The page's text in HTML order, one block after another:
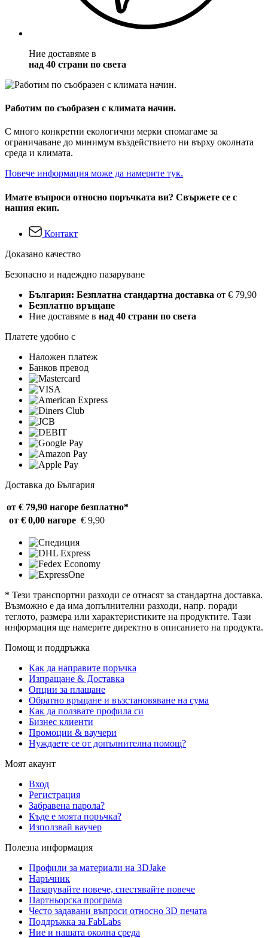
Ние доставяме в
над 40 страни по света
Работим по съобразен с климата начин.
С много конкретни екологични мерки спомагаме за
ограничаване до минимум въздействието ни върху околната
среда и климата.
Повече информация може да намерите тук.
Имате въпроси относно поръчката ви? Свържете се с
нашия екип.
Контакт
Доказано качество
Безопасно и надеждно пазаруване
България: Безплатна стандартна доставка от € 79,90
Безплатно връщане
Ние доставяме в над 40 страни по света
Платете удобно с
Наложен платеж
Банков превод
Доставка до България
от € 79,90 нагоре безплатно*
от € 0,00 нагоре € 9,90
* Тези транспортни разходи се отнасят за стандартна доставка.
Възможно е да има допълнителни разходи, напр. поради
теглото, размера или характеристиките на продуктите. Тази
информация ще намерите директно в описанието на продукта.
Помощ и поддръжка
Как да направите поръчка
Изпращане & Доставка
Опции за плащане
Обратно връщане и възстановяване на сума
Как да ползвате профила си
Бизнес клиенти
Промоции & ваучери
Нуждаете се от допълнителна помощ?
Моят акаунт
Вход
Регистрация
Забравена парола?
Къде е моята поръчка?
Използвай ваучер
Полезна информация
Профили за материали на 3DJake
Наръчник
Пазарувайте повече, спестявайте повече
Партньорска програма
Често задавани въпроси относно 3D печата
Поддръжка за FabLabs
Ние и нашата околна среда